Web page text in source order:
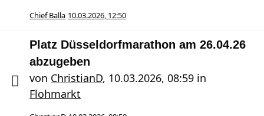
Chief Balla 10.03.2026, 12:50
Platz Düsseldorfmarathon am 26.04.26
abzugeben
von ChristianD, 10.03.2026, 08:59 in
Flohmarkt